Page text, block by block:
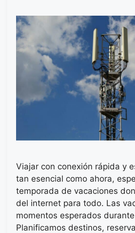
Viajar con conexión rápida y
tan esencial como ahora,
temporada de vacaciones
del internet para todo. Las
momentos esperados
Planificamos destinos,